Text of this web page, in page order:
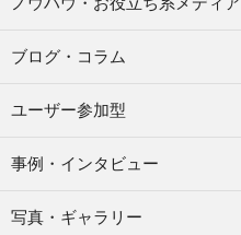
ノウハウ・お役立ち系メディア
ブログ・コラム
ユーザー参加型
事例・インタビュー
写真・ギャラリー